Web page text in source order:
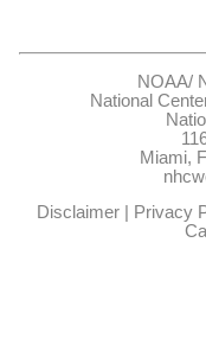
NOAA/
National
Miami,
Disclaimer| Privacy